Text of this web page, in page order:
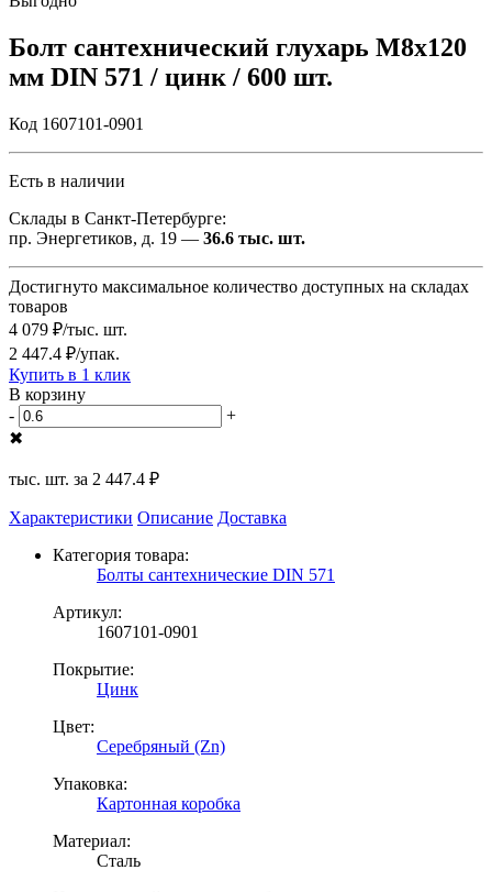
Болт сантехнический глухарь М8х120
мм DIN 571 / цинк / 600 шт.
Код 1607101-0901
Есть в наличии
Склады в Санкт-Петербурге:
пр. Энергетиков, д. 19 — 36.6 тыс. шт.
Достигнуто максимальное количество доступных на складах
товаров
4 079 ₽/тыс. шт.
2 447.4 ₽/упак.
Купить в 1 клик
В корзину
-
+
✖
тыс. шт. за 2 447.4 ₽
Характеристики Описание Доставка
Категория товара:
Болты сантехнические DIN 571
Артикул:
1607101-0901
Покрытие:
Цинк
Цвет:
Серебряный (Zn)
Упаковка:
Картонная коробка
Материал:
Сталь